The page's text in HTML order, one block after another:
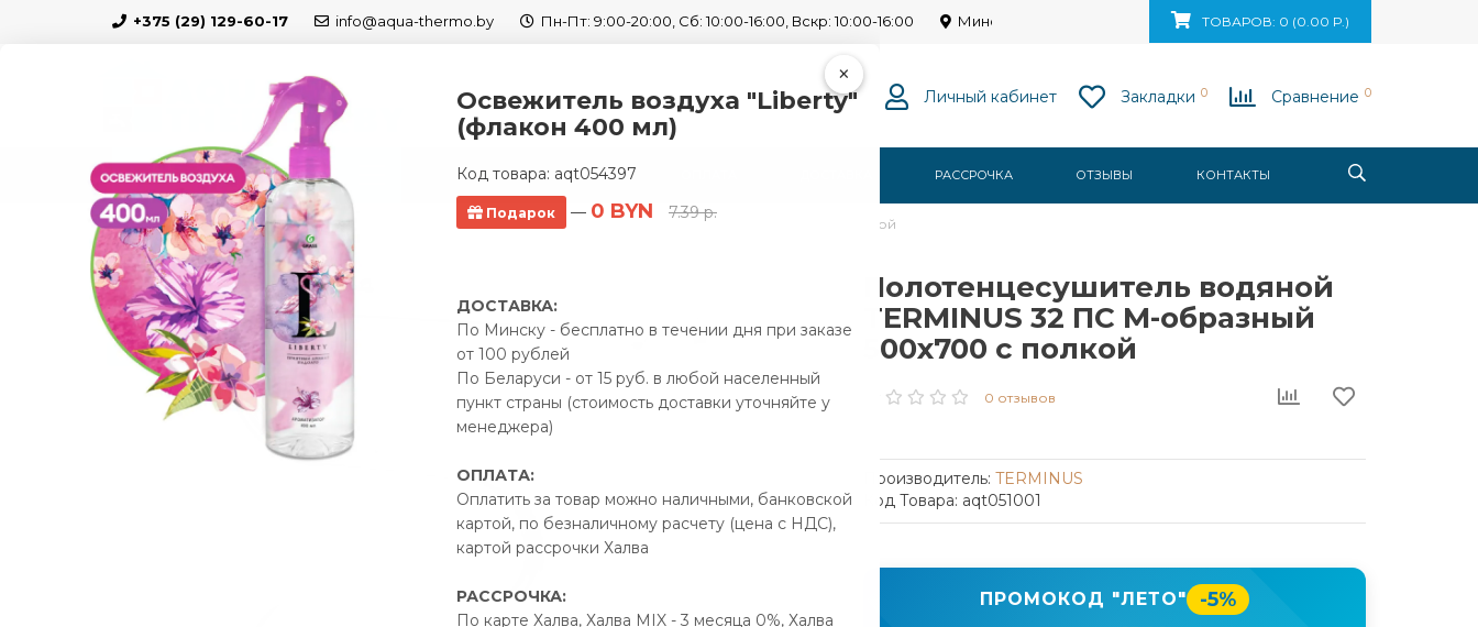
×
Освежитель воздуха "Liberty"
(флакон 400 мл)
Код товара: aqt054397
Подарок — 0 BYN 7.39 р.
ДОСТАВКА:
По Минску - бесплатно в течении дня при заказе
от 100 рублей
По Беларуси - от 15 руб. в любой населенный
пункт страны (стоимость доставки уточняйте у
менеджера)
ОПЛАТА:
Оплатить за товар можно наличными, банковской
картой, по безналичному расчету (цена с НДС),
картой рассрочки Халва
РАССРОЧКА:
По карте Халва, Халва MIX - 3 месяца 0%, Халва
+375 (29) 129-60-17 info@aqua-thermo.by Пн-Пт: 9:00-20:00, Сб: 10:00-16:00, Вскр: 10:00-16:00 Минск, ул. Ваупшасова, д. 10, пом. 131ТОВАРОВ: 0 (0.00 Р.)
Личный кабинет Закладки 0 Сравнение 0
КАТАЛОГ БЛОГ О НАС РАССРОЧКА ОТЗЫВЫ КОНТАКТЫ
Полотенцесушители Полотенцесушитель водяной TERMINUS 32 ПС М-образный 500x700 с полкой
Подарок
Скидка 5 %
Бесплатно по Минску
Полотенцесушитель водяной
TERMINUS 32 ПС М-образный
500x700 с полкой
0 отзывов
Производитель: TERMINUS
Код Товара: aqt051001
ПРОМОКОД "ЛЕТО" -5%